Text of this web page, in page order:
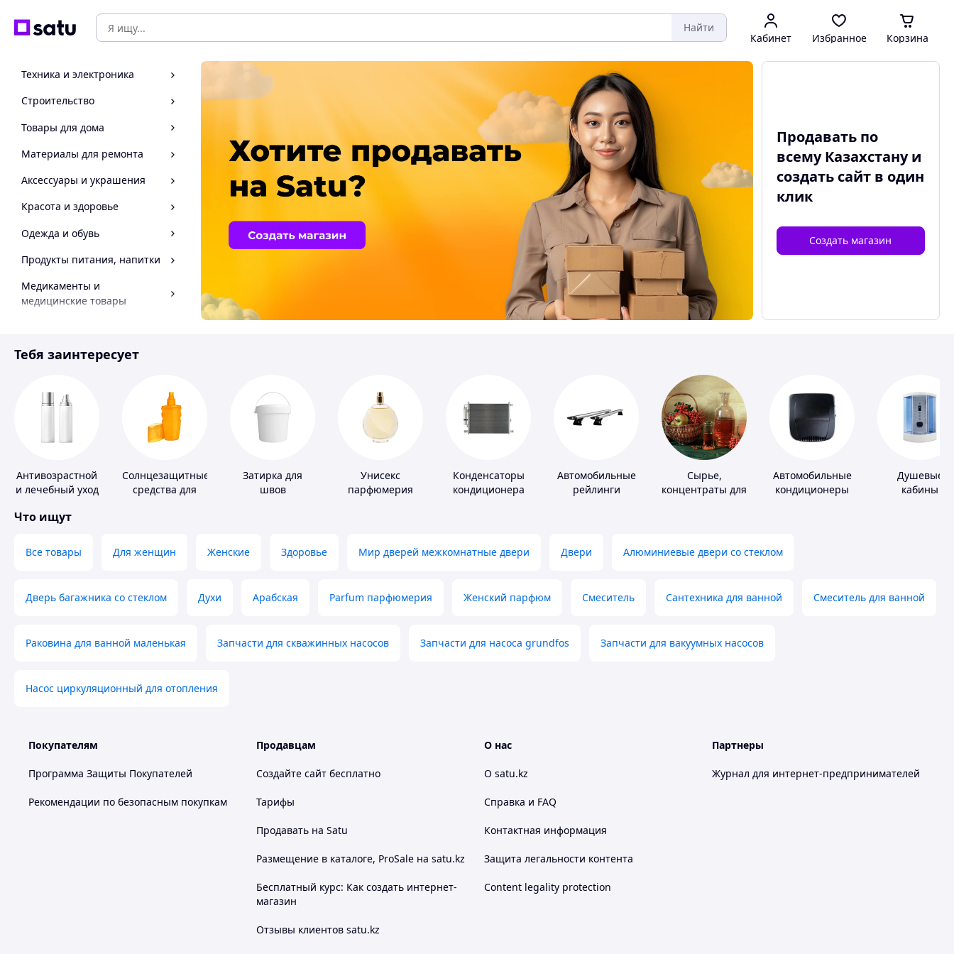
Найти
Кабинет Избранное Корзина
Техника и электроника
Строительство
Товары для дома
Материалы для ремонта
Аксессуары и украшения
Красота и здоровье
Одежда и обувь
Продукты питания, напитки
Медикаменты и
медицинские товары
Инструмент
Продавать по
всему Казахстану и
создать сайтв один
клик
Создать магазин
Тебя заинтересует
Антивозрастной
и лечебный уход
Солнцезащитные
средства для
Затирка для
швов
Унисекс
парфюмерия
Конденсаторы
кондиционера
Автомобильные
рейлинги
Сырье,
концентраты для
Автомобильные
кондиционеры
Душевые
кабины
Что ищут
Все товары Для женщин Женские Здоровье Мир дверей межкомнатные двери Двери Алюминиевые двери со стеклом
Дверь багажника со стеклом Духи Арабская Parfum парфюмерия Женский парфюм Смеситель Сантехника для ванной Смеситель для ванной
Раковина для ванной маленькая Запчасти для скважинных насосов Запчасти для насоса grundfos Запчасти для вакуумных насосов
Насос циркуляционный для отопления
Покупателям
Программа Защиты Покупателей
Рекомендации по безопасным покупкам
Продавцам
Создайте сайт бесплатно
Тарифы
Продавать на Satu
Размещение в каталоге, ProSale на satu.kz
Бесплатный курс: Как создать интернет-
магазин
Отзывы клиентов satu.kz
О нас
О satu.kz
Справка и FAQ
Контактная информация
Защита легальности контента
Content legality protection
Партнеры
Журнал для интернет-предпринимателей